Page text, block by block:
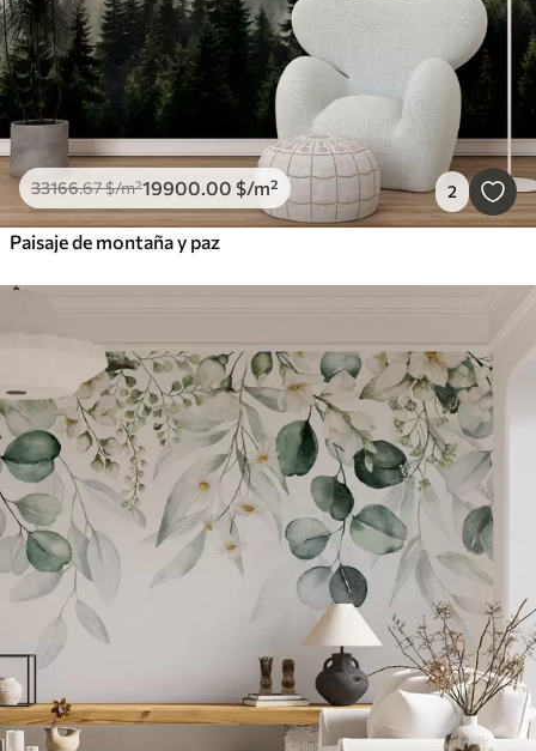
33166.67$/m²19900.00 $/m² 2
Paisaje de montaña y paz